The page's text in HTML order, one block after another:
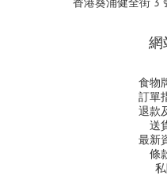
網
食物
訂單
退款
送
最新
條